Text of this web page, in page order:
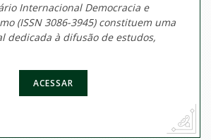
Internacional Democracia e
(ISSN 3086-3945) constituem uma
dedicada à difusão de estudos,
ACESSAR